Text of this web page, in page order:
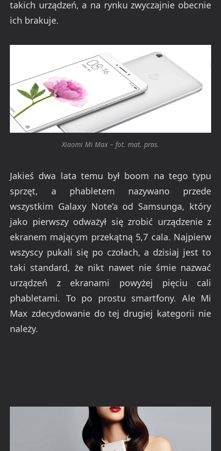
takich urządzeń, a na rynku zwyczajnie obecnie
ich brakuje.
Xiaomi Mi Max – fot. mat. pras.
Jakieś dwa lata temu był boom na tego typu
sprzęt, a phabletem nazywano przede
wszystkim Galaxy Note’a od Samsunga, który
jako pierwszy odważył się zrobić urządzenie z
ekranem mającym przekątną 5,7 cala. Najpierw
wszyscy pukali się po czołach, a dzisiaj jest to
taki standard, że nikt nawet nie śmie nazwać
urządzeń z ekranami powyżej pięciu cali
phabletami. To po prostu smartfony. Ale Mi
Max zdecydowanie do tej drugiej kategorii nie
należy.